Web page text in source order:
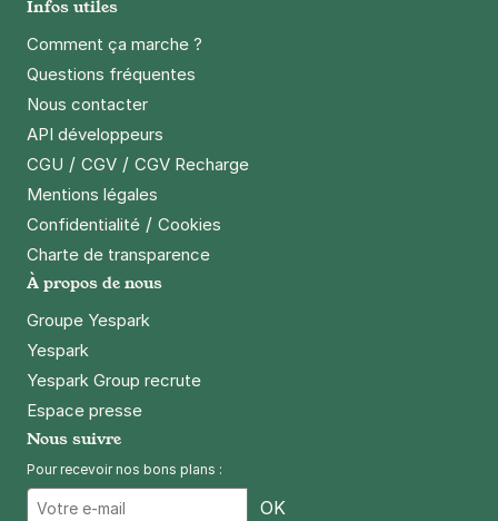
4 rue des Grands Augustins
75006
Réserver
+ Abonnements disponibles
4,50 €/heure,39 €/jour,
Réserver
Paris - Hôtel de Ville - Beaubourg
Infos utiles
Comment ça marche ?
Questions fréquentes
Nous contacter
API développeurs
CGU / CGV / CGV Recharge
Mentions légales
Confidentialité / Cookies
Charte de transparence
À propos de nous
Groupe Yespark
Yespark
Yespark Group recrute
Espace presse
Nous suivre
Pour recevoir nos bons plans :
OK